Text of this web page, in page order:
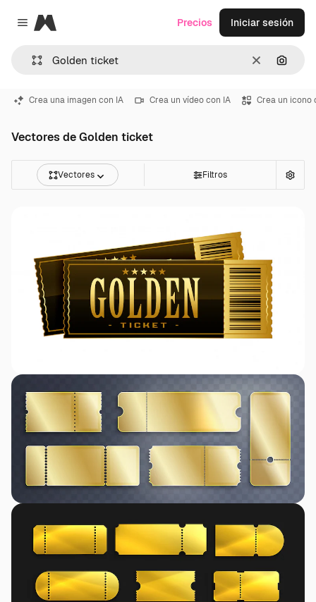
Close menu
Magnific
Borrar
Precios Iniciar sesión
Crea una imagen con IA Crea un vídeo con IA Crea un icono
Vectores de Golden ticket
Vectores Filtros